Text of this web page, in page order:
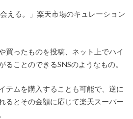
える。」楽天市場のキュレーション
買ったものを投稿、ネット上でハイ
ることのできるSNSのようなもの。
テムを購入することも可能で、逆に
るとその金額に応じて楽天スーパー